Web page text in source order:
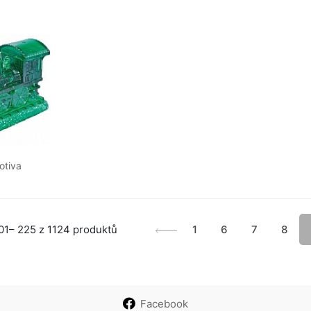
225 z 1124 produktů 1 6 7 8
Facebook